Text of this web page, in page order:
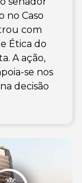
no Caso
com
Ética do
A ação,
se nos
decisão